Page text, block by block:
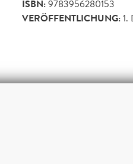
ISBN:9783956280153
VERÖFFENTLICHUNG:1.